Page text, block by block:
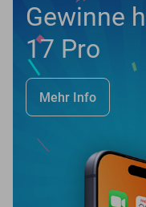
Gewinne
17 Pro
Mehr Info